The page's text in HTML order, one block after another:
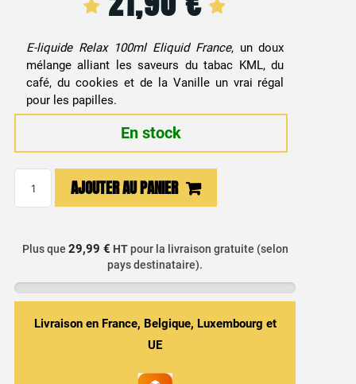
E-liquide Relax 100ml Eliquid France, un doux
mélange alliant les saveurs du tabac KML, du
café, du cookies et de la Vanille un vrai régal
pour les papilles.
En stock
Eliquid
France
AJOUTER AU PANIER
Plus que 29,99 € HTpour la livraison gratuite (selon
pays destinataire).
Livraison en France, Belgique, Luxembourg et
UE